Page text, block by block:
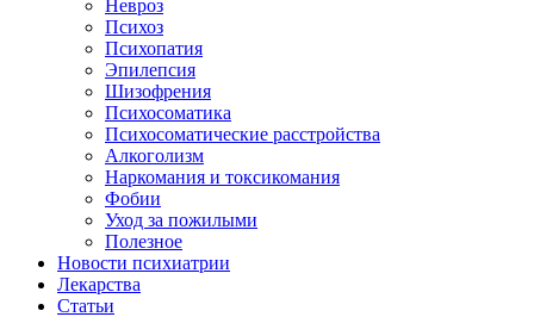
Невроз
Психоз
Психопатия
Эпилепсия
Шизофрения
Психосоматика
Психосоматические расстройства
Алкоголизм
Наркомания и токсикомания
Фобии
Уход за пожилыми
Полезное
Новости психиатрии
Лекарства
Статьи